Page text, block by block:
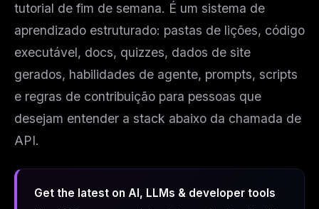
tutorial de fim de semana. É um sistema de
aprendizado estruturado: pastas de lições, código
executável, docs, quizzes, dados de site
gerados, habilidades de agente, prompts, scripts
e regras de contribuição para pessoas que
desejam entender a stack abaixo da chamada de
API.
Get the latest on AI, LLMs & developer tools